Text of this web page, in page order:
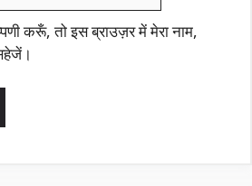
करूँ, तो इस ब्राउज़र में मेरा नाम,